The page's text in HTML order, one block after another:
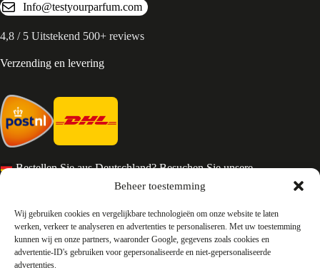
Beheer toestemming
Wij gebruiken cookies en vergelijkbare technologieën om onze website te laten
werken, verkeer te analyseren en advertenties te personaliseren. Met uw toestemming
kunnen wij en onze partners, waaronder Google, gegevens zoals cookies en
advertentie-ID's gebruiken voor gepersonaliseerde en niet-gepersonaliseerde
advertenties.
Info@testyourparfum.com
4,8 / 5 Uitstekend 500+ reviews
Verzending en levering
Bestellen Sie aus Deutschland? Besuchen Sie unsere
Services en Contact
Algemene voorwaarden
Retourneren
Privacy